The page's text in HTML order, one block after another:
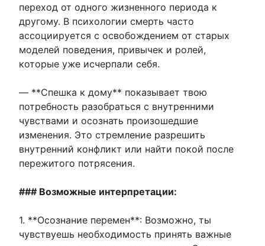
переход от одного жизненного периода к
другому. В психологии смерть часто
ассоциируется с освобождением от старых
моделей поведения, привычек и ролей,
которые уже исчерпали себя.
— **Спешка к дому** показывает твою
потребность разобраться с внутренними
чувствами и осознать произошедшие
изменения. Это стремление разрешить
внутренний конфликт или найти покой после
пережитого потрясения.
### Возможные интерпретации:
1. **Осознание перемен**: Возможно, ты
чувствуешь необходимость принять важные